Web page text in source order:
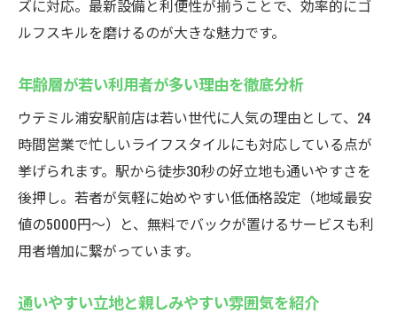
ズに対応。最新設備と利便性が揃うことで、効率的にゴ
ルフスキルを磨けるのが大きな魅力です。
年齢層が若い利用者が多い理由を徹底分析
ウテミル浦安駅前店は若い世代に人気の理由として、24
時間営業で忙しいライフスタイルにも対応している点が
挙げられます。駅から徒歩30秒の好立地も通いやすさを
後押し。若者が気軽に始めやすい低価格設定（地域最安
値の5000円～）と、無料でバックが置けるサービスも利
用者増加に繋がっています。
通いやすい立地と親しみやすい雰囲気を紹介